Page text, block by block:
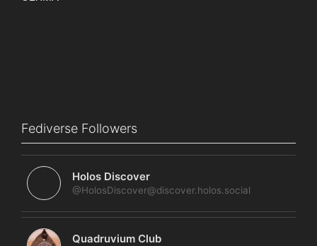
Fediverse Followers
Holos Discover
@HolosDiscover@discover.holos.social
Quadruvium Club